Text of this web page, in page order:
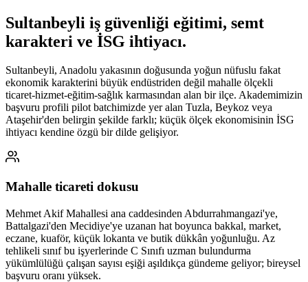
Sultanbeyli iş güvenliği eğitimi, semt
karakteri ve İSG ihtiyacı.
Sultanbeyli, Anadolu yakasının doğusunda yoğun nüfuslu fakat
ekonomik karakterini büyük endüstriden değil mahalle ölçekli
ticaret-hizmet-eğitim-sağlık karmasından alan bir ilçe. Akademimizin
başvuru profili pilot batchimizde yer alan Tuzla, Beykoz veya
Ataşehir'den belirgin şekilde farklı; küçük ölçek ekonomisinin İSG
ihtiyacı kendine özgü bir dilde gelişiyor.
Mahalle ticareti dokusu
Mehmet Akif Mahallesi ana caddesinden Abdurrahmangazi'ye,
Battalgazi'den Mecidiye'ye uzanan hat boyunca bakkal, market,
eczane, kuaför, küçük lokanta ve butik dükkân yoğunluğu. Az
tehlikeli sınıf bu işyerlerinde C Sınıfı uzman bulundurma
yükümlülüğü çalışan sayısı eşiği aşıldıkça gündeme geliyor; bireysel
başvuru oranı yüksek.